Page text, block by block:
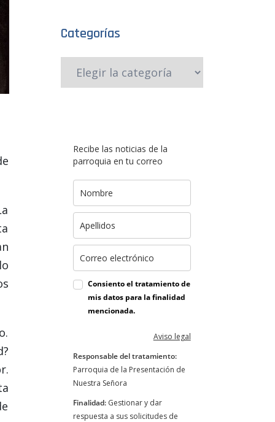
Categorías
Recibe las noticias de la
parroquia en tu correo
Consiento el tratamiento de
mis datos para la finalidad
mencionada.
Aviso legal
Responsable del tratamiento:
Parroquia de la Presentación de
Nuestra Señora
Finalidad:Gestionar y dar
respuesta a sus solicitudes de